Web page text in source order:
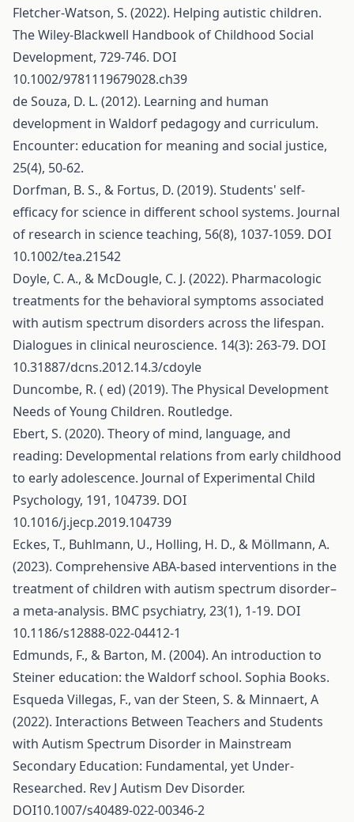
Fletcher‐Watson, S. (2022). Helping autistic children.
The Wiley‐Blackwell Handbook of Childhood Social
Development, 729-746. DOI
10.1002/9781119679028.ch39
de Souza, D. L. (2012). Learning and human
development in Waldorf pedagogy and curriculum.
Encounter: education for meaning and social justice,
25(4), 50-62.
Dorfman, B. S., & Fortus, D. (2019). Students' self‐
efficacy for science in different school systems. Journal
of research in science teaching, 56(8), 1037-1059. DOI
10.1002/tea.21542
Doyle, C. A., & McDougle, C. J. (2022). Pharmacologic
treatments for the behavioral symptoms associated
with autism spectrum disorders across the lifespan.
Dialogues in clinical neuroscience. 14(3): 263-79. DOI
10.31887/dcns.2012.14.3/cdoyle
Duncombe, R. ( ed) (2019). The Physical Development
Needs of Young Children. Routledge.
Ebert, S. (2020). Theory of mind, language, and
reading: Developmental relations from early childhood
to early adolescence. Journal of Experimental Child
Psychology, 191, 104739. DOI
10.1016/j.jecp.2019.104739
Eckes, T., Buhlmann, U., Holling, H. D., & Möllmann, A.
(2023). Comprehensive ABA-based interventions in the
treatment of children with autism spectrum disorder–
a meta-analysis. BMC psychiatry, 23(1), 1-19. DOI
10.1186/s12888-022-04412-1
Edmunds, F., & Barton, M. (2004). An introduction to
Steiner education: the Waldorf school. Sophia Books.
Esqueda Villegas, F., van der Steen, S. & Minnaert, A
(2022). Interactions Between Teachers and Students
with Autism Spectrum Disorder in Mainstream
Secondary Education: Fundamental, yet Under-
Researched. Rev J Autism Dev Disorder.
DOI10.1007/s40489-022-00346-2